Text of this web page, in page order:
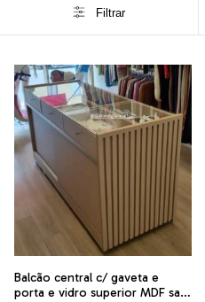
Filtrar
Balcão central c/ gaveta e
porta e vidro superior MDF sal